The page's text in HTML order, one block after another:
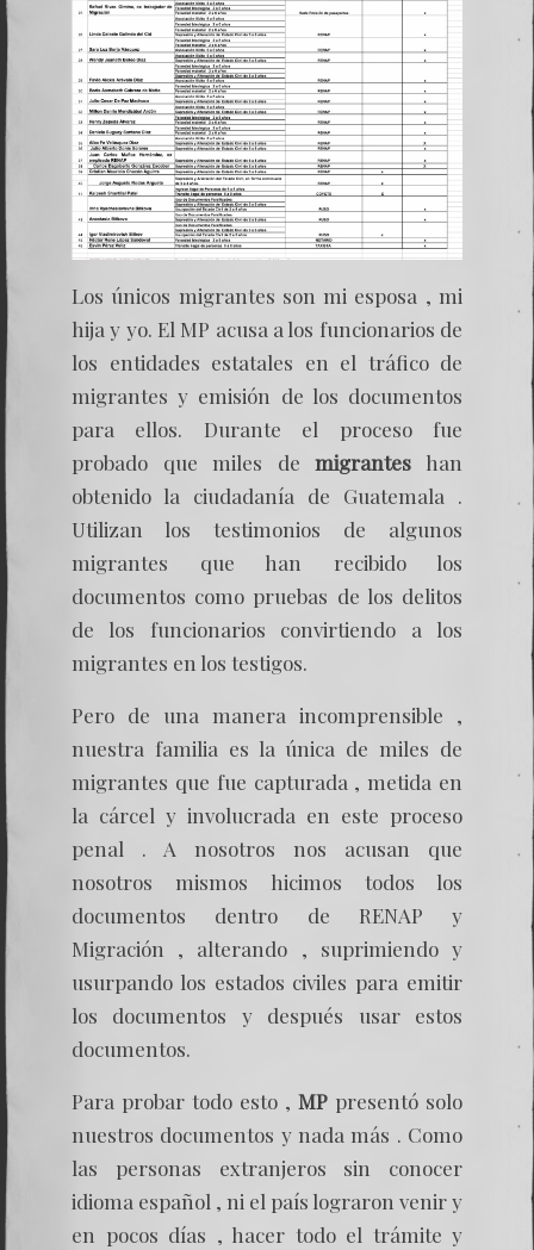
Los únicos migrantes son mi esposa , mi
hija y yo. El MP acusa a los funcionarios de
los entidades estatales en el tráfico de
migrantes y emisión de los documentos
para ellos. Durante el proceso fue
probado que miles demigrantes han
obtenido la ciudadanía de Guatemala .
Utilizan los testimonios de algunos
migrantes que han recibido los
documentos como pruebas de los delitos
de los funcionarios convirtiendo a los
migrantes en los testigos.
Pero de una manera incomprensible ,
nuestra familia es la única de miles de
migrantes que fue capturada , metida en
la cárcel y involucrada en este proceso
penal . A nosotros nos acusan que
nosotros mismos hicimos todos los
documentos dentro de RENAP y
Migración , alterando , suprimiendo y
usurpando los estados civiles para emitir
los documentos y después usar estos
documentos.
Para probar todo esto , MP presentó solo
nuestros documentos y nada más . Como
las personas extranjeros sin conocer
idioma español , ni el país lograron venir y
en pocos días , hacer todo el trámite y